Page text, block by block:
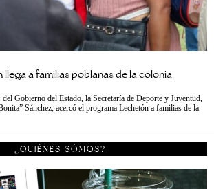
a familias poblanas de la colonia
del Gobierno del Estado, la Secretaría de Deporte y Juventud,
Sánchez, acercó el programa Lechetón a familias de la
¿QUIÉNES SÓMOS?